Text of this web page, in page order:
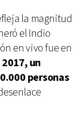
la magnitud
el Indio
en vivo fue en
un
personas